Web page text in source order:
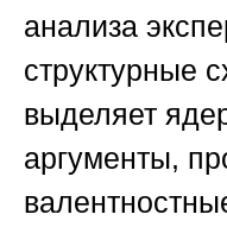
анализа
структурные
выделяет
аргументы,